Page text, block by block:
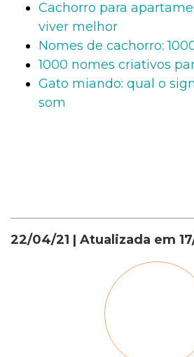
Cachorro para
viver melhor
Nomes de cachorro:
1000 nomes criativos
Gato miando: qual o
som
22/04/21 | Atualizada em